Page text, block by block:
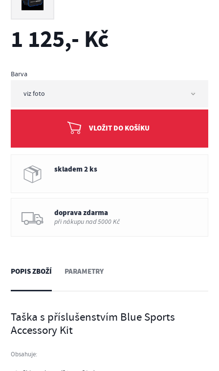
1 125,- Kč
Barva
VLOŽIT DO KOŠÍKU
skladem 2 ks
doprava zdarma
při nákupu nad 5000 Kč
POPIS ZBOŽÍ
Taška s příslušenstvím Blue Sports
Accessory Kit
Obsahuje:
PARAMETRY